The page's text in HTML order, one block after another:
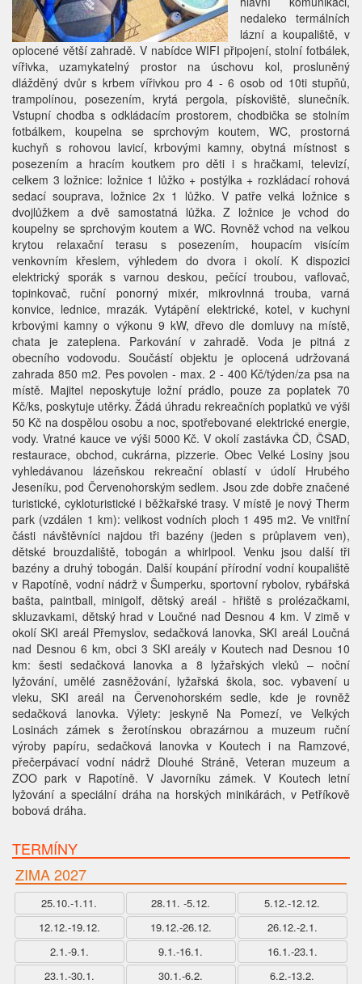
nedaleko termálních
lázní a koupaliště, v
oplocené větší zahradě. V nabídce WIFI připojení, stolní fotbálek,
vířivka, uzamykatelný prostor na úschovu kol, prosluněný
dlážděný dvůr s krbem vířivkou pro 4 - 6 osob od 10ti stupňů,
trampolínou, posezením, krytá pergola, pískoviště, slunečník.
Vstupní chodba s odkládacím prostorem, chodbička se stolním
fotbálkem, koupelna se sprchovým koutem, WC, prostorná
kuchyň s rohovou lavicí, krbovými kamny, obytná místnost s
posezením a hracím koutkem pro děti i s hračkami, televizí,
celkem 3 ložnice: ložnice 1 lůžko + postýlka + rozkládací rohová
sedací souprava, ložnice 2x 1 lůžko. V patře velká ložnice s
dvojlůžkem a dvě samostatná lůžka. Z ložnice je vchod do
koupelny se sprchovým koutem a WC. Rovněž vchod na velkou
krytou relaxační terasu s posezením, houpacím visícím
venkovním křeslem, výhledem do dvora i okolí. K dispozici
elektrický sporák s varnou deskou, pečící troubou, vaflovač,
topinkovač, ruční ponorný mixér, mikrovlnná trouba, varná
konvice, lednice, mrazák. Vytápění elektrické, kotel, v kuchyni
krbovými kamny o výkonu 9 kW, dřevo dle domluvy na místě,
chata je zateplena. Parkování v zahradě. Voda je pitná z
obecního vodovodu. Součástí objektu je oplocená udržovaná
zahrada 850 m2. Pes povolen - max. 2 - 400 Kč/týden/za psa na
místě. Majitel neposkytuje ložní prádlo, pouze za poplatek 70
Kč/ks, poskytuje utěrky. Žádá úhradu rekreačních poplatků ve výši
50 Kč na dospělou osobu a noc, spotřebované elektrické energie,
vody. Vratné kauce ve výši 5000 Kč. V okolí zastávka ČD, ČSAD,
restaurace, obchod, cukrárna, pizzerie. Obec Velké Losiny jsou
vyhledávanou lázeňskou rekreační oblastí v údolí Hrubého
Jeseníku, pod Červenohorským sedlem. Jsou zde dobře značené
turistické, cykloturistické i běžkařské trasy. V místě je nový Therm
park (vzdálen 1 km): velikost vodních ploch 1 495 m2. Ve vnitřní
části návštěvníci najdou tři bazény (jeden s průplavem ven),
dětské brouzdaliště, tobogán a whirlpool. Venku jsou další tři
bazény a druhý tobogán. Další koupání přírodní vodní koupaliště
v Rapotíně, vodní nádrž v Šumperku, sportovní rybolov, rybářská
bašta, paintball, minigolf, dětský areál - hřiště s prolézačkami,
skluzavkami, dětský hrad v Loučné nad Desnou 4 km. V zimě v
okolí SKI areál Přemyslov, sedačková lanovka, SKI areál Loučná
nad Desnou 6 km, obci 3 SKI areály v Koutech nad Desnou 10
km: šesti sedačková lanovka a 8 lyžařských vleků – noční
lyžování, umělé zasněžování, lyžařská škola, soc. vybavení u
vleku, SKI areál na Červenohorském sedle, kde je rovněž
sedačková lanovka. Výlety: jeskyně Na Pomezí, ve Velkých
Losinách zámek s žerotínskou obrazárnou a muzeum ruční
výroby papíru, sedačková lanovka v Koutech i na Ramzové,
přečerpávací vodní nádrž Dlouhé Stráně, Veteran muzeum a
ZOO park v Rapotíně. V Javorníku zámek. V Koutech letní
lyžování a speciální dráha na horských minikárách, v Petříkově
bobová dráha.
TERMÍNY
ZIMA 2027
25.10.-1.11. 28.11. -5.12.
5.12.-12.12.
12.12.-19.12.
19.12.-26.12.
26.12.-2.1.
2.1.-9.1.
9.1.-16.1.
16.1.-23.1.
23.1.-30.1.
30.1.-6.2.
6.2.-13.2.